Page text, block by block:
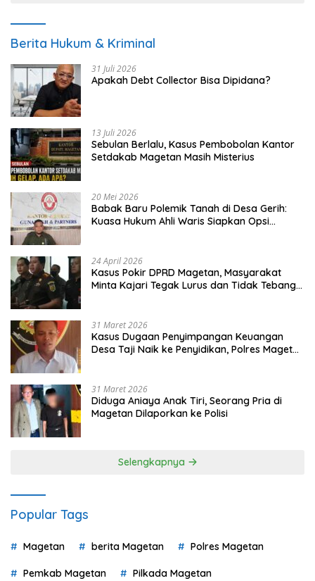
Berita Hukum & Kriminal
31 Juli 2026
Apakah Debt Collector Bisa Dipidana?
13 Juli 2026
Sebulan Berlalu, Kasus Pembobolan Kantor
Setdakab Magetan Masih Misterius
20 Mei 2026
Babak Baru Polemik Tanah di Desa Gerih:
Kuasa Hukum Ahli Waris Siapkan Opsi
24 April 2026
Kasus Pokir DPRD Magetan, Masyarakat
Minta Kajari Tegak Lurus dan Tidak Tebang
31 Maret 2026
Kasus Dugaan Penyimpangan Keuangan
Desa Taji Naik ke Penyidikan, Polres Magetan
31 Maret 2026
Diduga Aniaya Anak Tiri, Seorang Pria di
Magetan Dilaporkan ke Polisi
Selengkapnya
Popular Tags
Magetan berita Magetan Polres Magetan
Pemkab Magetan Pilkada Magetan